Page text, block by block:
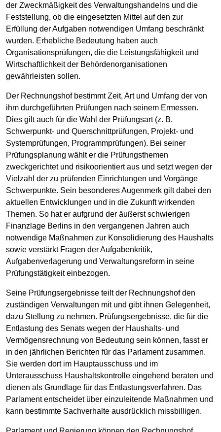
der Zweckmäßigkeit des Verwaltungshandelns und die
Feststellung, ob die eingesetzten Mittel auf den zur
Erfüllung der Aufgaben notwendigen Umfang beschränkt
wurden. Erhebliche Bedeutung haben auch
Organisationsprüfungen, die die Leistungsfähigkeit und
Wirtschaftlichkeit der Behördenorganisationen
gewährleisten sollen.
Der Rechnungshof bestimmt Zeit, Art und Umfang der von
ihm durchgeführten Prüfungen nach seinem Ermessen.
Dies gilt auch für die Wahl der Prüfungsart (z. B.
Schwerpunkt- und Querschnittprüfungen, Projekt- und
Systemprüfungen, Programmprüfungen). Bei seiner
Prüfungsplanung wählt er die Prüfungsthemen
zweckgerichtet und risikoorientiert aus und setzt wegen der
Vielzahl der zu prüfenden Einrichtungen und Vorgänge
Schwerpunkte. Sein besonderes Augenmerk gilt dabei den
aktuellen Entwicklungen und in die Zukunft wirkenden
Themen. So hat er aufgrund der äußerst schwierigen
Finanzlage Berlins in den vergangenen Jahren auch
notwendige Maßnahmen zur Konsolidierung des Haushalts
sowie verstärkt Fragen der Aufgabenkritik,
Aufgabenverlagerung und Verwaltungsreform in seine
Prüfungstätigkeit einbezogen.
Seine Prüfungsergebnisse teilt der Rechnungshof den
zuständigen Verwaltungen mit und gibt ihnen Gelegenheit,
dazu Stellung zu nehmen. Prüfungsergebnisse, die für die
Entlastung des Senats wegen der Haushalts- und
Vermögensrechnung von Bedeutung sein können, fasst er
in den jährlichen Berichten für das Parlament zusammen.
Sie werden dort im Hauptausschuss und im
Unterausschuss Haushaltskontrolle eingehend beraten und
dienen als Grundlage für das Entlastungsverfahren. Das
Parlament entscheidet über einzuleitende Maßnahmen und
kann bestimmte Sachverhalte ausdrücklich missbilligen.